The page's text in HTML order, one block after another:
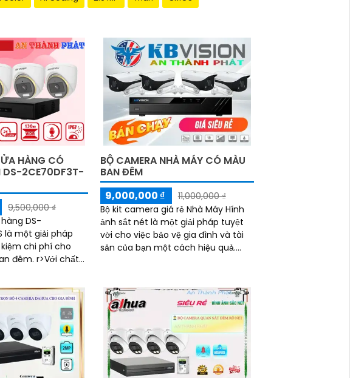
HÀNG CÓ
DS-2CE70DF3T-
9,500,000 ₫
DS-
là một giải pháp
chi phí cho
r>Với chất
BỘ CAMERA NHÀ MÁY CÓ MÀU
BAN ĐÊM
9,000,000 ₫
11,000,000 ₫
Bộ kit camera giá rẻ Nhà Máy Hính
ảnh sắt nét là một giải pháp tuyệt
vời cho việc bảo vệ gia đình và tài
sản của bạn một cách hiệu quả.